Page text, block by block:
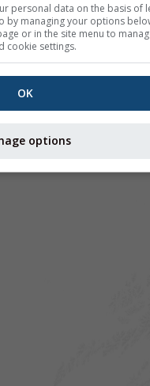
personal data on the basis of
by managing your options
or in the site menu to
cookie settings.
OK
options